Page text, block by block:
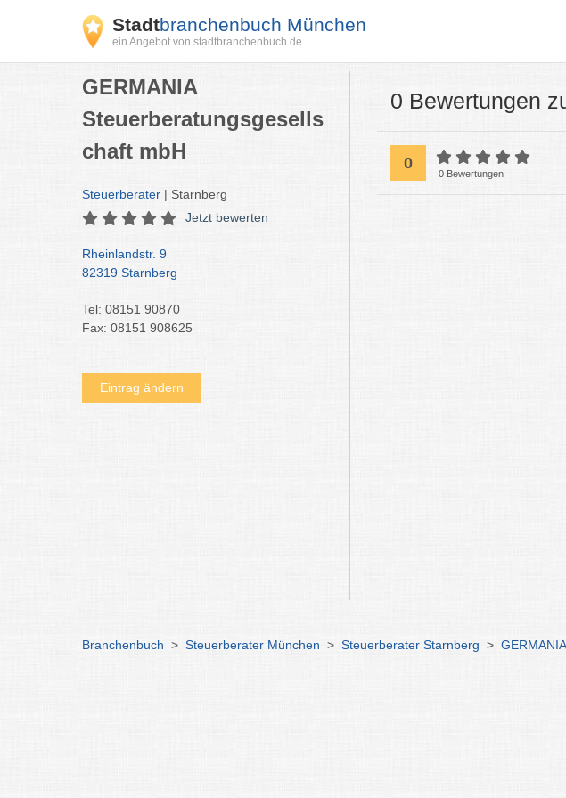
Stadtbranchenbuch München
ein Angebot von stadtbranchenbuch.de
GERMANIA
Steuerberatungsgesells
chaft mbH
Steuerberater | Starnberg
Jetzt bewerten
Rheinlandstr. 9
82319 Starnberg
Tel: 08151 90870
Fax: 08151 908625
Eintrag ändern
0 Bewertungen
0
0 Bewertungen
Branchenbuch > Steuerberater München > Steuerberater Starnberg >